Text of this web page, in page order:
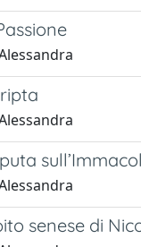
senese di